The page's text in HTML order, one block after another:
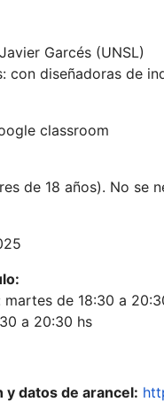
Garcés (UNSL)
con diseñadoras de
classroom
de 18 años). No se
de 18:30 a
a 20:30 hs
y datos de arancel: